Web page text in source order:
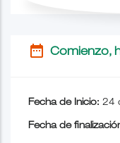
date_range Comienzo,
Fecha de Inicio: 24
Fecha de